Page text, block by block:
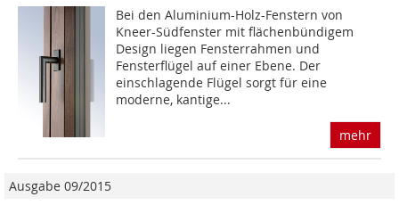
Bei den Aluminium-Holz-Fenstern von
Kneer-Südfenster mit flächenbündigem
Design liegen Fensterrahmen und
Fensterflügel auf einer Ebene. Der
einschlagende Flügel sorgt für eine
moderne, kantige...
mehr
Ausgabe 09/2015